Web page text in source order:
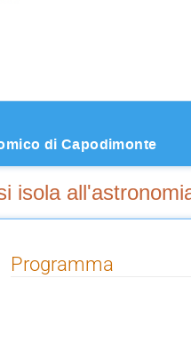
di Capodimonte
isola
Programma